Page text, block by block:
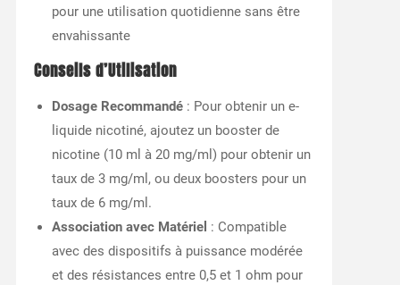
pour une utilisation quotidienne sans être
envahissante
Conseils d’Utilisation
Dosage Recommandé: Pour obtenir un e-
liquide nicotiné, ajoutez un booster de
nicotine (10 ml à 20 mg/ml) pour obtenir un
taux de 3 mg/ml, ou deux boosters pour un
taux de 6 mg/ml.
Association avec Matériel : Compatible
avec des dispositifs à puissance modérée
et des résistances entre 0,5 et 1 ohm pour